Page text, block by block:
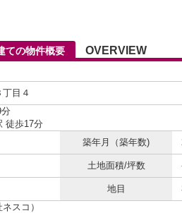
ての物件概要 OVERVIEW
丁目４
徒歩17分
築年月（築年数)
土地面積/坪数
地目
スコ）